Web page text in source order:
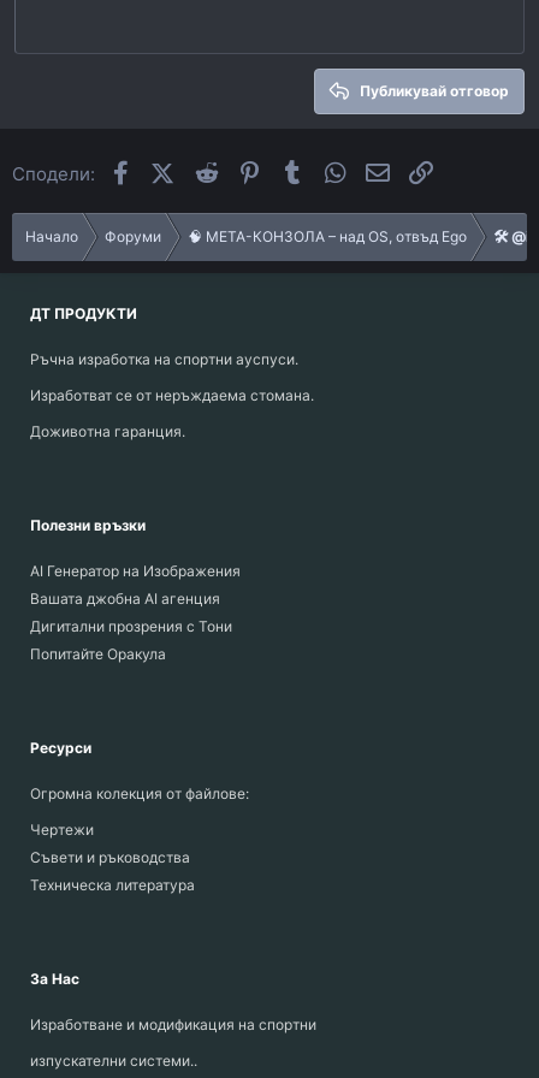
26
Trebuchet MS
Verdana
Heading 2
Публикувай отговор
Сподели: FacebookX (Twitter)
Reddit PinterestTumblrWhatsApp
Email
Начало Форуми 🧠 МЕТА-КОНЗОЛА – над OS, отвъд Ego 🛠️
ДТ ПРОДУКТИ
Ръчна изработка на спортни ауспуси.
Изработват се от неръждаема стомана.
Доживотна гаранция.
Полезни връзки
AI Генератор на Изображения
Вашата джобна AI агенция
Дигитални прозрения с Тони
Попитайте Оракула
Ресурси
Огромна колекция от файлове:
Чертежи
Съвети и ръководства
Техническа литература
За Нас
Изработване и модификация на спортни
изпускателни системи..